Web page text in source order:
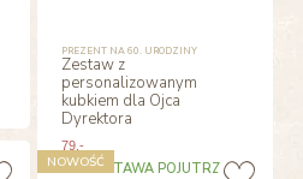
PREZENT NA 60. URODZINY
Zestaw z
personalizowanym
kubkiem dla Ojca
Dyrektora
79 ,-
DOSTAWA POJUTRZE
NOWOŚĆ